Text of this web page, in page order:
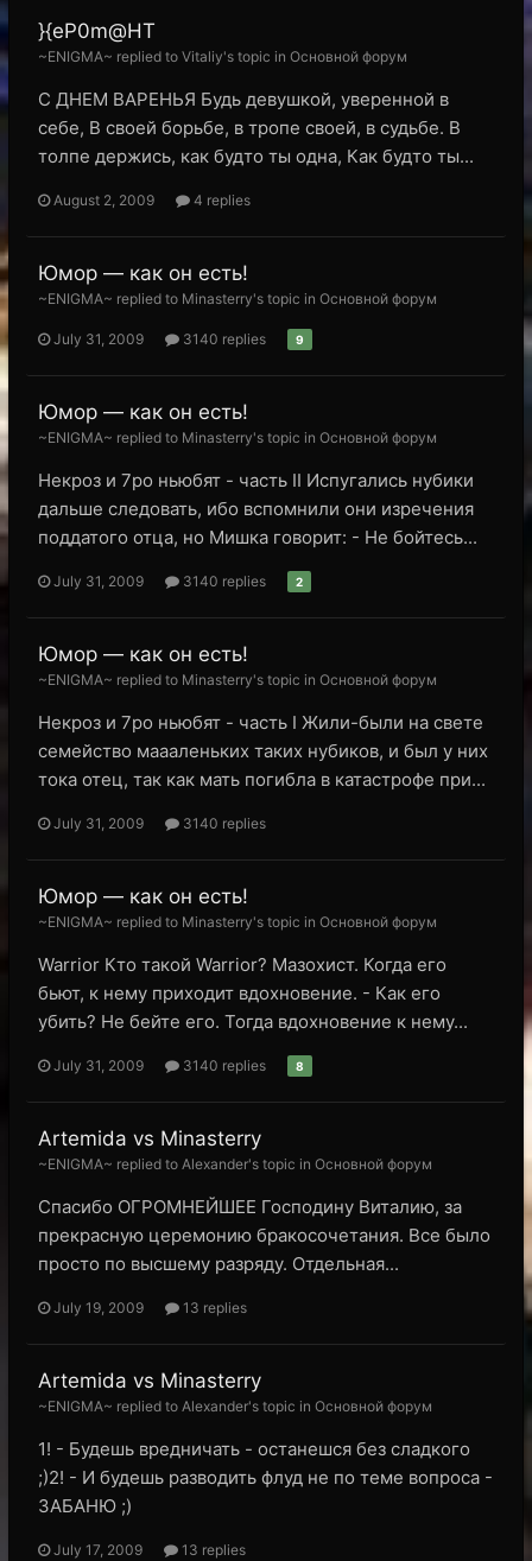
}{eP0m@HT
~ENIGMA~ replied to Vitaliy's topic in Основной форум
С ДНЕМ ВАРЕНЬЯ Будь девушкой, уверенной в
себе, В своей борьбе, в тропе своей, в судьбе. В
толпе держись, как будто ты одна, Как будто ты...
August 2, 2009 4 replies
Юмор — как он есть!
~ENIGMA~ replied to Minasterry's topic in Основной форум
July 31, 2009 3140 replies 9
Юмор — как он есть!
~ENIGMA~ replied to Minasterry's topic in Основной форум
Некроз и 7ро ньюбят - часть II Испугались нубики
дальше следовать, ибо вспомнили они изречения
поддатого отца, но Мишка говорит: - Не бойтесь...
July 31, 2009 3140 replies 2
Юмор — как он есть!
~ENIGMA~ replied to Minasterry's topic in Основной форум
Некроз и 7ро ньюбят - часть I Жили-были на свете
семейство маааленьких таких нубиков, и был у них
тока отец, так как мать погибла в катастрофе при...
July 31, 2009 3140 replies
Юмор — как он есть!
~ENIGMA~ replied to Minasterry's topic in Основной форум
Warrior Кто такой Warrior? Мазохист. Когда его
бьют, к нему приходит вдохновение. - Как его
убить? Не бейте его. Тогда вдохновение к нему...
July 31, 2009 3140 replies 8
Artemida vs Minasterry
~ENIGMA~ replied to Alexander's topic in Основной форум
Спасибо ОГРОМНЕЙШЕЕ Господину Виталию, за
прекрасную церемонию бракосочетания. Все было
просто по высшему разряду. Отдельная...
July 19, 2009 13 replies
Artemida vs Minasterry
~ENIGMA~ replied to Alexander's topic in Основной форум
1! - Будешь вредничать - останешся без сладкого
;)2! - И будешь разводить флуд не по теме вопроса -
ЗАБАНЮ ;)
July 17, 2009 13 replies